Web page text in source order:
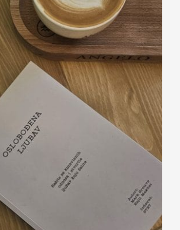
Oslobođena ljubav